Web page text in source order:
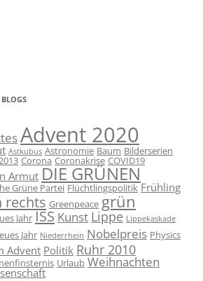
Advent 2020
Astkubus Astronomie Baum Bilderserien
Corona Coronakrise COVID19
Armut DIE GRÜNEN
Grüne Partei Flüchtlingspolitik Frühling
rechts Greenpeace grün
Jahr ISS Kunst Lippe Lippekaskade
Jahr Niederrhein Nobelpreis Physics
Advent Politik Ruhr 2010
Urlaub Weihnachten